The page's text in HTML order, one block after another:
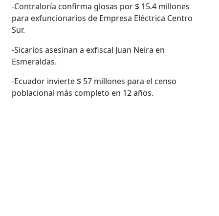
-Contraloría confirma glosas por $ 15.4 millones
para exfuncionarios de Empresa Eléctrica Centro
Sur.
-Sicarios asesinan a exfiscal Juan Neira en
Esmeraldas.
-Ecuador invierte $ 57 millones para el censo
poblacional más completo en 12 años.